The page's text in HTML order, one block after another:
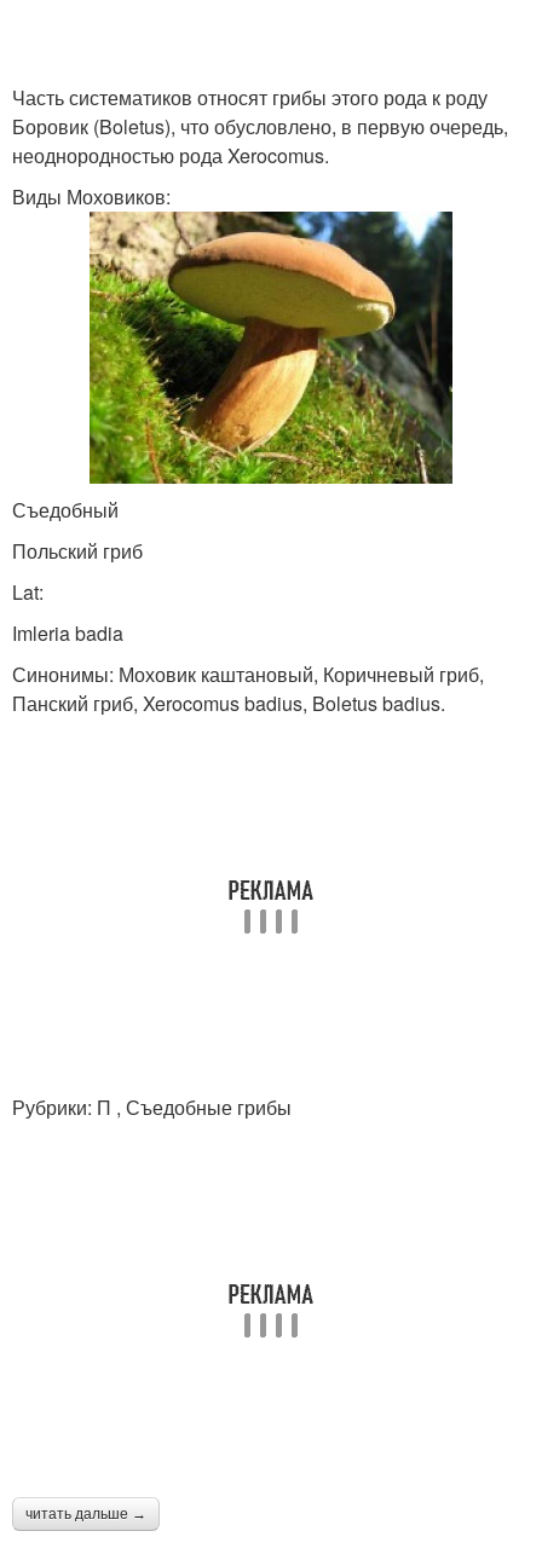
Часть систематиков относят грибы этого рода к роду
Боровик (Boletus), что обусловлено, в первую очередь,
неоднородностью рода Xerocomus.
Виды Моховиков:
Съедобный
Польский гриб
Lat:
Imleria badia
Синонимы: Моховик каштановый, Коричневый гриб,
Панский гриб, Xerocomus badius, Boletus badius.
Рубрики: П , Съедобные грибы
читать дальше →